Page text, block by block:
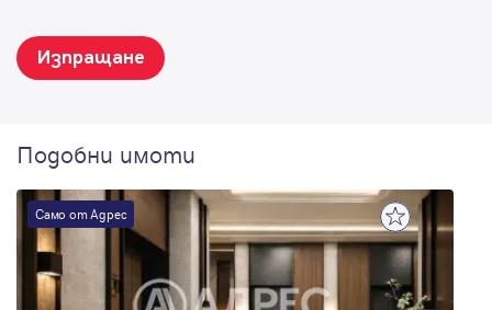
Изпращане
Подобни имоти
Само от Адрес